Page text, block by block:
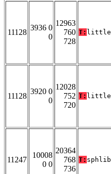
11128
3936 0
0
12963
760
728
T: little
11128
3920 0
0
12028
752
720
T: little
11247
10008
0 0
20364
768
736
T: sphlib